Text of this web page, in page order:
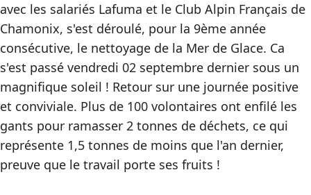
avec les salariés Lafuma et le Club Alpin Français de
Chamonix, s'est déroulé, pour la 9ème année
consécutive, le nettoyage de la Mer de Glace. Ca
s'est passé vendredi 02 septembre dernier sous un
magnifique soleil ! Retour sur une journée positive
et conviviale. Plus de 100 volontaires ont enfilé les
gants pour ramasser 2 tonnes de déchets, ce qui
représente 1,5 tonnes de moins que l'an dernier,
preuve que le travail porte ses fruits !